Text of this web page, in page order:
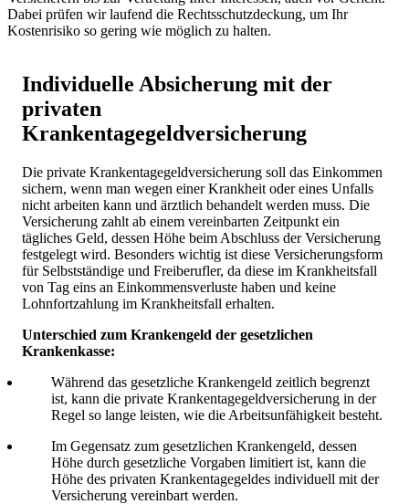
Dabei prüfen wir laufend die Rechtsschutzdeckung, um Ihr
Kostenrisiko so gering wie möglich zu halten.
Individuelle Absicherung mit der
privaten
Krankentagegeldversicherung
Die private Krankentagegeldversicherung soll das Einkommen
sichern, wenn man wegen einer Krankheit oder eines Unfalls
nicht arbeiten kann und ärztlich behandelt werden muss. Die
Versicherung zahlt ab einem vereinbarten Zeitpunkt ein
tägliches Geld, dessen Höhe beim Abschluss der Versicherung
festgelegt wird. Besonders wichtig ist diese Versicherungsform
für Selbstständige und Freiberufler, da diese im Krankheitsfall
von Tag eins an Einkommensverluste haben und keine
Lohnfortzahlung im Krankheitsfall erhalten.
Unterschied zum Krankengeld der gesetzlichen
Krankenkasse:
Während das gesetzliche Krankengeld zeitlich begrenzt
ist, kann die private Krankentagegeldversicherung in der
Regel so lange leisten, wie die Arbeitsunfähigkeit besteht.
Im Gegensatz zum gesetzlichen Krankengeld, dessen
Höhe durch gesetzliche Vorgaben limitiert ist, kann die
Höhe des privaten Krankentagegeldes individuell mit der
Versicherung vereinbart werden.